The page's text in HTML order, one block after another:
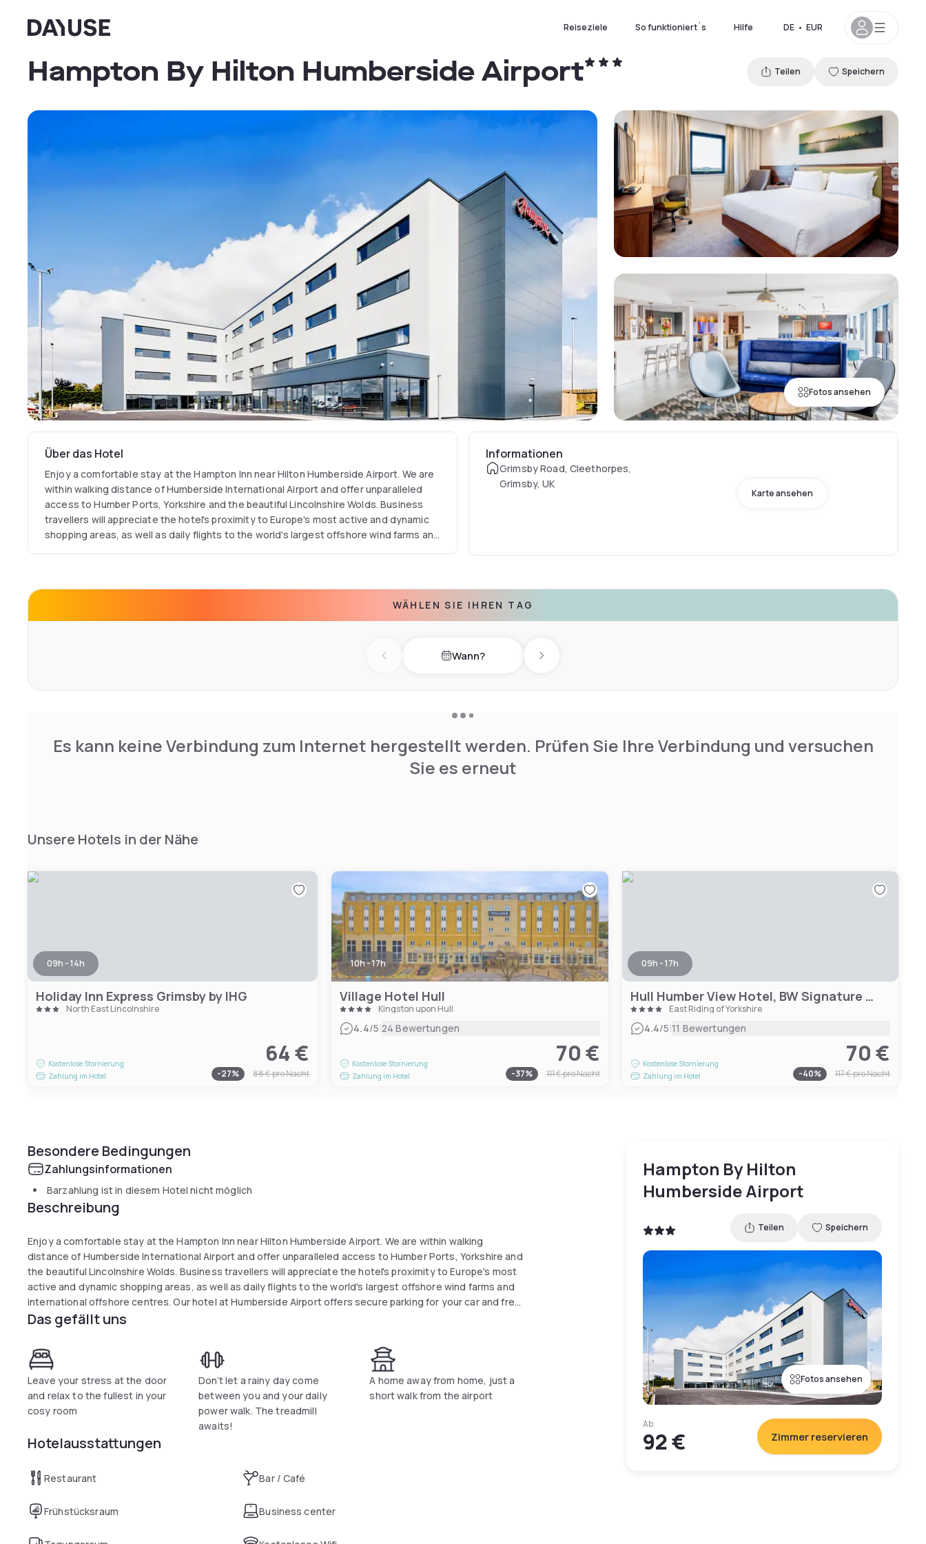
Dayuse Reiseziele So funktioniert´s Hilfe DE • EUR
Fotos ansehen
Hampton By Hilton Humberside Airport Teilen Speichern
Über das Hotel
Enjoy a comfortable stay at the Hampton Inn near Hilton Humberside Airport. We are
within walking distance of Humberside International Airport and offer unparalleled
access to Humber Ports, Yorkshire and the beautiful Lincolnshire Wolds. Business
travellers will appreciate the hotel's proximity to Europe's most active and dynamic
shopping areas, as well as daily flights to the world's largest offshore wind farms and
Informationen
Grimsby Road, Cleethorpes,
Grimsby, UK
Karte ansehen
WÄHLEN SIE IHREN TAG
Previous day Wann? Next day
Es kann keine Verbindung zum Internet hergestellt werden. Prüfen Sie Ihre Verbindung und versuchen
Sie es erneut
Unsere Hotels in der Nähe
09h - 14h
Holiday Inn Express Grimsby by IHG
North East Lincolnshire
Kostenlose Stornierung
Zahlung im Hotel
64 €
-27% 88 €pro Nacht
10h - 17h
Village Hotel Hull
Kingston upon Hull
4.4/5|24 Bewertungen
Kostenlose Stornierung
Zahlung im Hotel
70 €
-37% 111 €pro Nacht
09h - 17h
Hull Humber View Hotel, BW Signature Collection
East Riding of Yorkshire
4.4/5|11 Bewertungen
Kostenlose Stornierung
Zahlung im Hotel
70 €
-40% 117 €pro Nacht
Besondere Bedingungen
Zahlungsinformationen
Barzahlung ist in diesem Hotel nicht möglich
Beschreibung
Enjoy a comfortable stay at the Hampton Inn near Hilton Humberside Airport. We are within walking
distance of Humberside International Airport and offer unparalleled access to Humber Ports, Yorkshire and
the beautiful Lincolnshire Wolds. Business travellers will appreciate the hotel's proximity to Europe's most
active and dynamic shopping areas, as well as daily flights to the world's largest offshore wind farms and
international offshore centres. Our hotel at Humberside Airport offers secure parking for your car and free
storage of your luggage.
Das gefällt uns
Leave your stress at the door
and relax to the fullest in your
cosy room
Don’t let a rainy day come
between you and your daily
power walk. The treadmill
awaits!
A home away from home, just a
short walk from the airport
Hotelausstattungen
Restaurant Bar / Café
Frühstücksraum Business center
Hampton By Hilton
Humberside Airport
Teilen Speichern
Fotos ansehen
Ab
92 € Zimmer reservieren